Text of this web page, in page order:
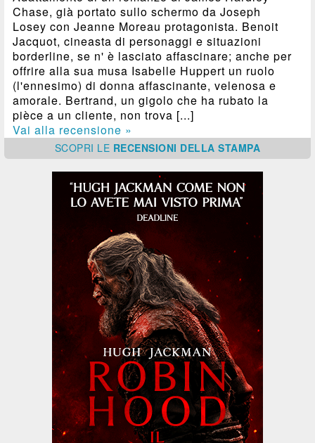
Chase, già portato sullo schermo da Joseph
Losey con Jeanne Moreau protagonista. Benoit
Jacquot, cineasta di personaggi e situazioni
borderline, se n' è lasciato affascinare; anche per
offrire alla sua musa Isabelle Huppert un ruolo
(l'ennesimo) di donna affascinante, velenosa e
amorale. Bertrand, un gigolo che ha rubato la
pièce a un cliente, non trova [...]
Vai alla recensione »
SCOPRI LE RECENSIONI DELLA STAMPA